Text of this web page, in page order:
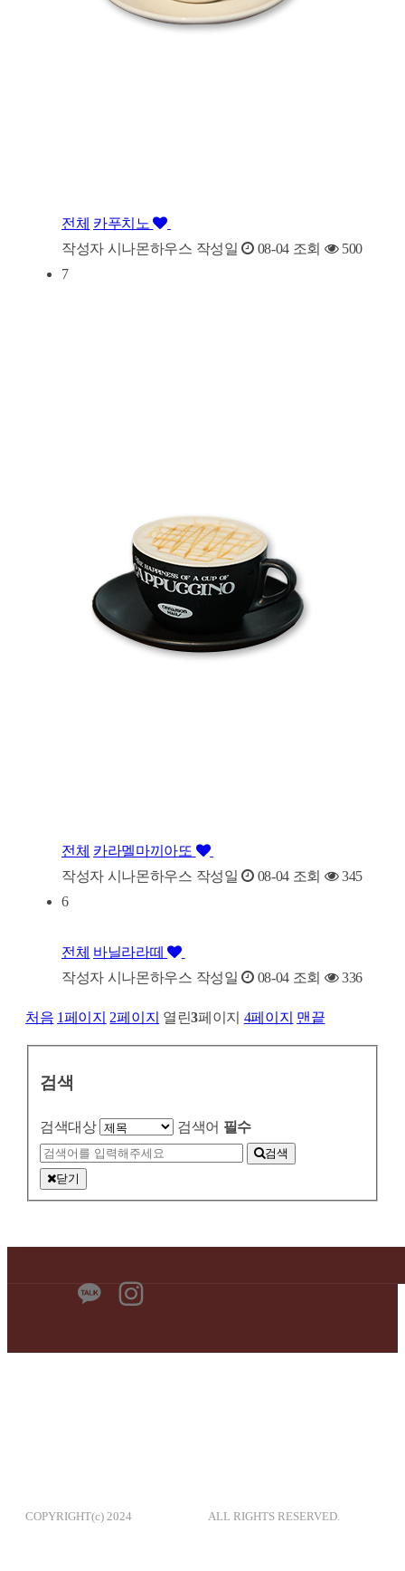
전체 카푸치노
작성자 시나몬하우스 작성일 08-04 조회
500
7
전체 카라멜마끼아또
작성자 시나몬하우스 작성일 08-04 조회
345
6
전체 바닐라라떼
작성자 시나몬하우스 작성일 08-04 조회 336
처음 1페이지 2페이지 열린3페이지 4페이지 맨끝
검색
검색대상 검색어 필수
검색
닫기
COPYRIGHT(c) 2024 ALL RIGHTS RESERVED.